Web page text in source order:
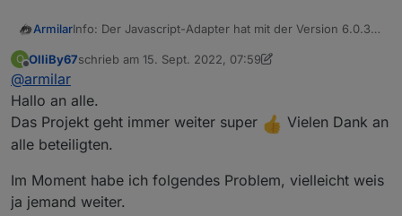
ArmilarInfo: Der Javascript-Adapter hat mit der Version 6.0.3
wieder ausgeführt werden.
Also bei mir funktioniert es wieder, wenn ich die die
anschalte
O
Offline
OlliBy67schrieb am 15. Sept. 2022, 07:59
zuletzt editiert von OlliBy67
@armilar
Hallo an alle.
Das Projekt geht immer weiter super
Vielen Dank an
alle beteiligten.
Im Moment habe ich folgendes Problem, vielleicht weis
ja jemand weiter.